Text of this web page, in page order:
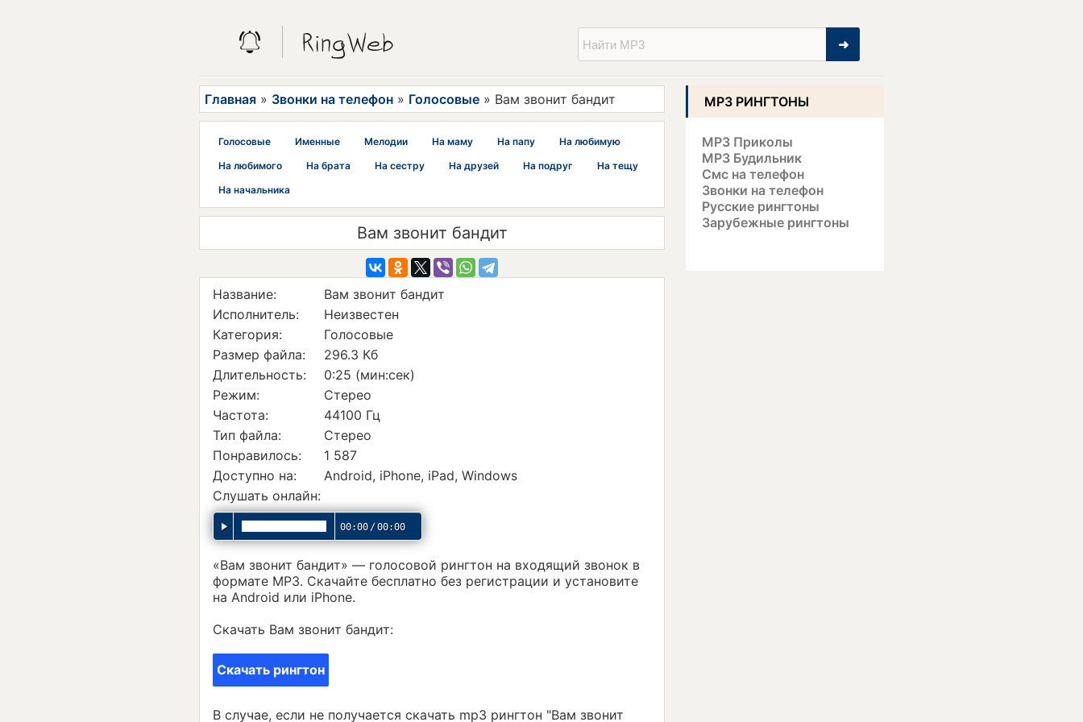
➜
Главная» Звонки на телефон» Голосовые» Вам звонит бандит
Голосовые Именные Мелодии На маму На папу
На любимую
На любимого
На брата На сестру На друзей На подруг
На тещу
На начальника
Вам звонит бандит
Название:
Вам звонит бандит
Исполнитель:
Неизвестен
Категория:
Голосовые
Размер файла:
296.3 Кб
Длительность:
0:25 (мин:сек)
Режим:
Стерео
Частота:
44100 Гц
Тип файла:
Стерео
Понравилось:
1 587
Доступно на:
Android, iPhone, iPad, Windows
Слушать онлайн:
00:00 /00:00
«Вам звонит бандит» — голосовой рингтон на входящий звонок в
формате MP3. Скачайте бесплатно без регистрации и установите
на Android или iPhone.
Скачать Вам звонит бандит:
Скачать рингтон
В случае, если не получается скачать mp3 рингтон "Вам звонит
MP3 РИНГТОНЫ
MP3 Приколы
MP3 Будильник
Смс на телефон
Звонки на телефон
Русские рингтоны
Зарубежные рингтоны